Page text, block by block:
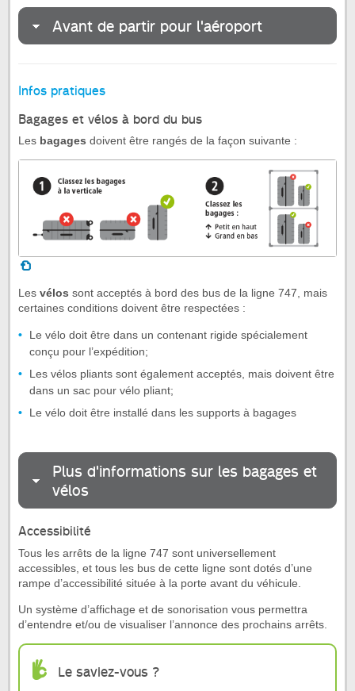
Avant de partir pour l'aéroport
Infos pratiques
Bagages et vélos à bord du bus
Les bagages doivent être rangés de la façon suivante :
Les vélos sont acceptés à bord des bus de la ligne 747, mais
certaines conditions doivent être respectées :
Le vélo doit être dans un contenant rigide spécialement
conçu pour l’expédition;
Les vélos pliants sont également acceptés, mais doivent être
dans un sac pour vélo pliant;
Le vélo doit être installé dans les supports à bagages
Plus d'informations sur les bagages et
vélos
Accessibilité
Tous les arrêts de la ligne 747 sont universellement
accessibles, et tous les bus de cette ligne sont dotés d’une
rampe d’accessibilité située à la porte avant du véhicule.
Un système d’affichage et de sonorisation vous permettra
d’entendre et/ou de visualiser l’annonce des prochains arrêts.
Le saviez-vous ?